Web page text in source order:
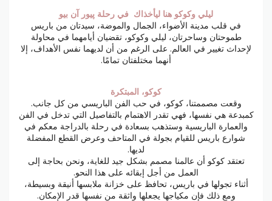
ليلي وكوكو هنا ليأخذاك في رحلة پيور آن بيو
في قلب مدينة الأضواء، الجمال والموضة، سيدتان من باريس
طموحتان وساحرتان، ليلي وكوكو، تقضيان أيامهما في محاولة
لإحداث تغيير في العالم. على الرغم من أن لديهما نفس الأهداف، إلا
أنهما مختلفتان تمامًا.
كوكو، المبتكرة
وقعت مصممتنا، كوكو، في حب الفن الباريسي من كل جانب.
كمبدعة هي نفسها، فهي تقدر الاهتمام بالتفاصيل التي تدخل في الفن
والعمارة الباريسية وستذهب بسعادة في رحلة بالدراجة معكم في
شوارع باريس للقيام بجولة في المتاحف وعرض القطع المفضلة
لديها.
تعتقد كوكو أن عالمنا مصمم بشكل جيد للغاية، ونحن بحاجة إلى
العمل من أجل إبقائه على هذا النحو.
أثناء تجولها في باريس، تحافظ على خزانة ملابسها أنيقة وبسيطة،
ومع ذلك فإن مكياجها يجعلها واثقة من نفسها قدر الإمكان.